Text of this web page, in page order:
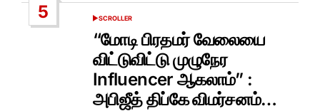
5
POSTED
IN
SCROLLER
“மோடி பிரதமர் வேலையை
விட்டுவிட்டு முழுநேர
Influencer ஆகலாம்” :
அபிஜீத் திப்கே விமர்சனம்…